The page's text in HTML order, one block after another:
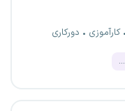
کارآموزی دورکاری
...